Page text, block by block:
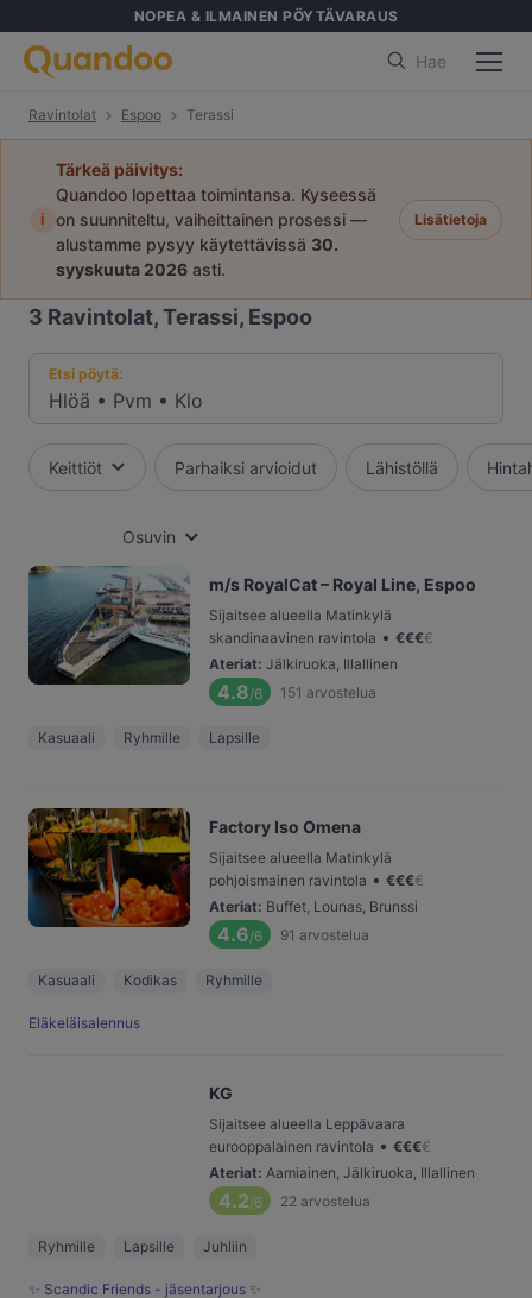
NOPEA & ILMAINEN PÖYTÄVARAUS
Hae
Ravintolat Espoo Terassi
i
Tärkeä päivitys:
Quandoo lopettaa toimintansa. Kyseessä
on suunniteltu, vaiheittainen prosessi —
alustamme pysyy käytettävissä 30.
syyskuuta 2026 asti.
Lisätietoja
3 Ravintolat, Terassi, Espoo
Etsi pöytä:
Hlöä • Pvm • Klo
Keittiöt Parhaiksi arvioidut Lähistöllä
Osuvin
m/s RoyalCat – Royal Line, Espoo
Sijaitsee alueella Matinkylä
skandinaavinen ravintola • €€€€
Ateriat: Jälkiruoka, Illallinen
4.8/6 151 arvostelua
Kasuaali Ryhmille Lapsille
Factory Iso Omena
Sijaitsee alueella Matinkylä
pohjoismainen ravintola • €€€€
Ateriat: Buffet, Lounas, Brunssi
4.6/6 91 arvostelua
Kasuaali Kodikas Ryhmille
Eläkeläisalennus
KG
Sijaitsee alueella Leppävaara
eurooppalainen ravintola • €€€€
Ateriat: Aamiainen, Jälkiruoka, Illallinen
4.2/6 22 arvostelua
Ryhmille Lapsille Juhliin
✨ Scandic Friends - jäsentarjous ✨